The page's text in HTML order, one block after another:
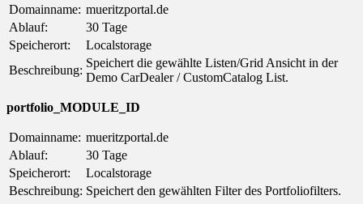
Domainname: mueritzportal.de
Ablauf:
30 Tage
Speicherort:
Localstorage
Beschreibung:
Speichert die gewählte Listen/Grid Ansicht in der
Demo CarDealer / CustomCatalog List.
portfolio_MODULE_ID
Domainname: mueritzportal.de
Ablauf:
30 Tage
Speicherort:
Localstorage
Beschreibung: Speichert den gewählten Filter des Portfoliofilters.